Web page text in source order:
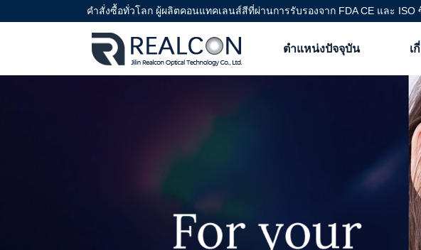
คำสั่งซื้อทั่วโลก ผู้ผลิตคอนแทคเลนส์สีที่ผ่านการรับรองจาก FDA CE และ
ตำแหน่งปัจจุบัน เ